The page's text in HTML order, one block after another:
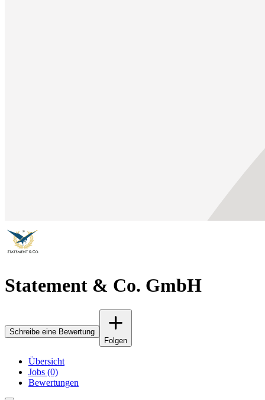
Statement & Co. GmbH
Schreibe eine Bewertung
Folgen
Übersicht
Jobs (0)
Bewertungen